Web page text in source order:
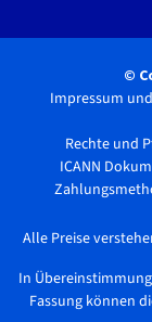
©
Impressum
Rechte und
ICANN
Alle Preise
In
Fassung können